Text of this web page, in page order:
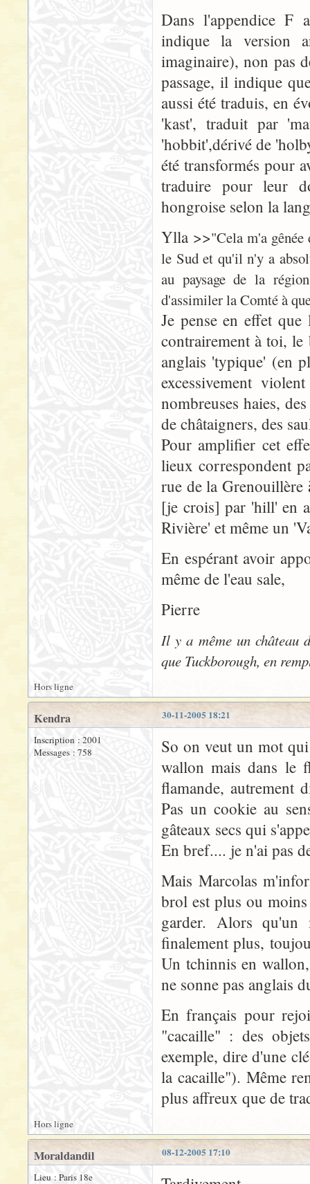
Dans l'appendice F
indique la version
imaginaire), non pas
passage, il indique
aussi été traduis, en
'kast', traduit par
'hobbit',dérivé de
été transformés pour
traduire pour leur
hongroise selon la
Ylla >>"Cela m'a
le Sud et qu'il n'y a
au paysage de la
d'assimiler la Comté à
Je pense en effet
contrairement à toi, le
anglais 'typique' (en
excessivement
nombreuses haies,
de châtaigners, des
Pour amplifier cet
lieux correspondent
rue de la Grenouillère
[je crois] par 'hill' en
Rivière' et même un
En espérant avoir
même de l'eau sale,
Pierre
Il y a même un château
que Tuckborough, en
Hors ligne
30-11-2005 18:21
Kendra
Inscription : 2001
Messages : 758
So on veut un mot
wallon mais dans le
flamande, autrement
Pas un cookie au
gâteaux secs qui
En bref.... je n'ai pas
Mais Marcolas
brol est plus ou
garder. Alors
finalement plus,
Un tchinnis en
ne sonne pas anglais
En français pour
"cacaille" : des
exemple, dire d'une
la cacaille"). Même
plus affreux que de
Hors ligne
08-12-2005 17:10
Moraldandil
Lieu : Paris 18e